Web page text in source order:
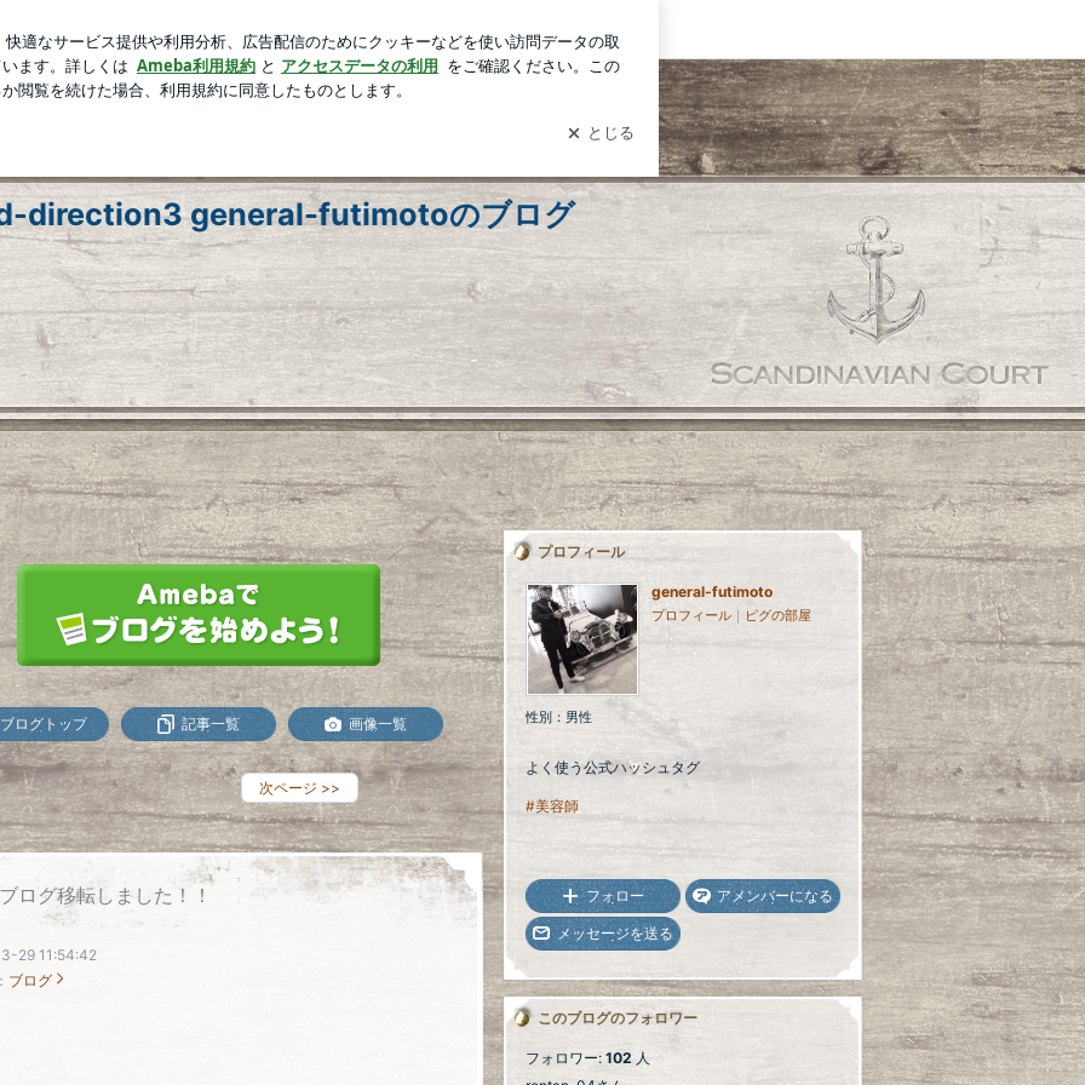
ログイン
direction3 general-futimotoのブログ
ブログトップ 記事一覧 画像一覧
次ページ >>
ブログ移転しました！！
29 11:54:42
ブログ
プロフィール
general-futimoto
プロフィール ｜ ピグの部屋
性別： 男性
よく使う公式ハッシュタグ
#美容師
フォロー アメンバーになる
メッセージを送る
このブログのフォロワー
フォロワー: 102 人